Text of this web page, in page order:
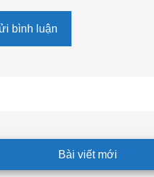
Bài viết mới